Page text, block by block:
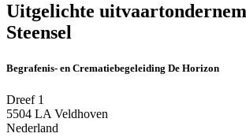
Uitgelichte
Steensel
Begrafenis- en Crematiebegeleiding De Horizon
Dreef 1
5504 LA Veldhoven
Nederland